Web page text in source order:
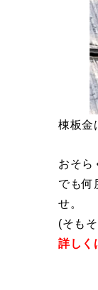
棟板金
おそら
でも何
せ。
(そも
詳しく